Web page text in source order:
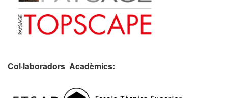
Col·laboradors Acadèmics: